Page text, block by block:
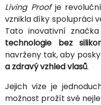
Living Proofje
vznikla díky spolupráci
Tato inovativní
technologie bez
navrženy tak, aby
a zdravý vzhled vlasů.
Jejich vize je
možnost prožít své